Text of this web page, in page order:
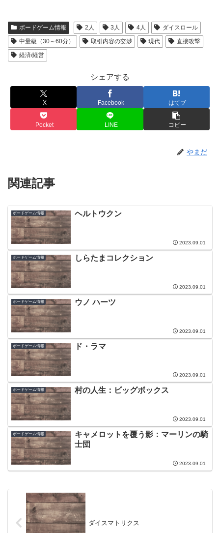
ボードゲーム情報 2人 3人 4人
ダイスロール
中量級（30～60分）
取引内容の交渉 現代
直接攻撃
経済/経営
シェアする
X Facebook はてブ
Pocket LINE コピー
やまだ
関連記事
ボードゲーム情報 ヘルトウクン
2023.09.01
ボードゲーム情報 しらたまコレクション
2023.09.01
ボードゲーム情報 ウノ ハーツ
2023.09.01
ボードゲーム情報 ド・ラマ
2023.09.01
ボードゲーム情報 村の人生：ビッグボックス
2023.09.01
ボードゲーム情報
キャメロットを覆う影：マーリンの騎
士団
2023.09.01
ダイスマトリクス